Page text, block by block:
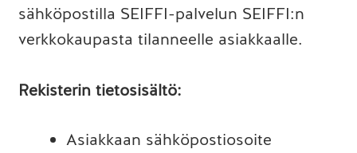
sähköpostilla SEIFFI-palvelun SEIFFI:n
verkkokaupasta tilanneelle asiakkaalle.
Rekisterin tietosisältö:
Asiakkaan sähköpostiosoite